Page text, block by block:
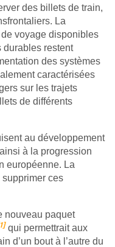
des billets de train,
La
voyage disponibles
durables restent
des systèmes
caractérisées
sur les trajets
de différents
au développement
à la progression
européenne. La
ces
nouveau paquet
qui permettrait aux
d’un bout à l’autre du